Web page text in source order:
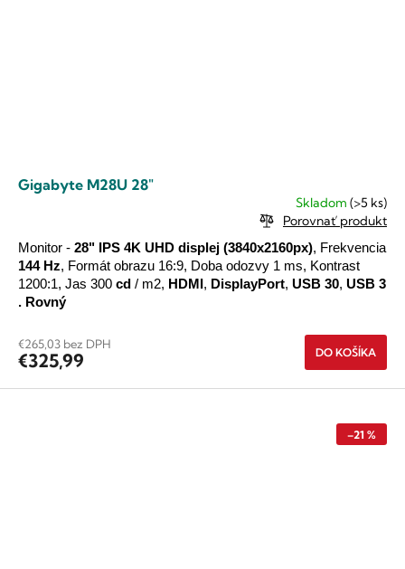
Gigabyte M28U 28"
Skladom (>5 ks)
Porovnať produkt
€265,03 bez DPH
€325,99 DO KOŠÍKA
Monitor - 28" IPS 4K UHD displej (3840x2160px), Frekvencia
144 Hz, Formát obrazu 16:9, Doba odozvy 1 ms, Kontrast
1200:1, Jas 300 cd / m2, HDMI , DisplayPort, USB 30, USB 3
. Rovný
–21 %